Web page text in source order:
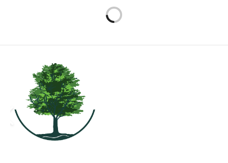
Trzy klucze do serca
buntującego się dziecka.
Część 5: Pozytywne
wzmocnienie